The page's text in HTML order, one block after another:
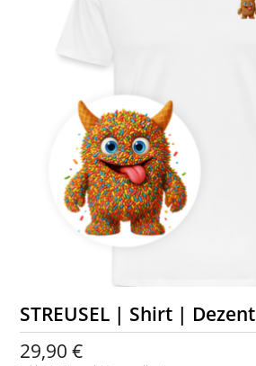
STREUSEL | Shirt | Dezent
29,90 €